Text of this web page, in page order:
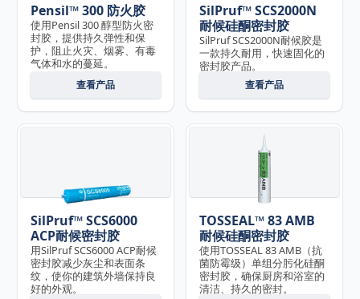
Pensil™ 300 防火胶
使用Pensil 300 醇型防火密
封胶，提供持久弹性和保
护，阻止火灾、烟雾、有毒
气体和水的蔓延。
查看产品
SilPruf™ SCS2000N
耐候硅酮密封胶
SilPruf SCS2000N耐候胶是
一款持久耐用，快速固化的
密封胶产品。
查看产品
SilPruf™ SCS6000
ACP耐候密封胶
用SilPruf SCS6000 ACP耐候
密封胶减少灰尘和表面条
纹，使你的建筑外墙保持良
好的外观。
TOSSEAL™ 83 AMB
耐候硅酮密封胶
使用TOSSEAL 83 AMB（抗
菌防霉级）单组分肟化硅酮
密封胶，确保厨房和浴室的
清洁、持久的密封。